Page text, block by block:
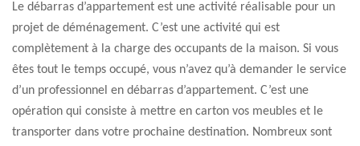
Le débarras d’appartement est une activité réalisable pour un
projet de déménagement. C’est une activité qui est
complètement à la charge des occupants de la maison. Si vous
êtes tout le temps occupé, vous n’avez qu’à demander le service
d’un professionnel en débarras d’appartement. C’est une
opération qui consiste à mettre en carton vos meubles et le
transporter dans votre prochaine destination. Nombreux sont